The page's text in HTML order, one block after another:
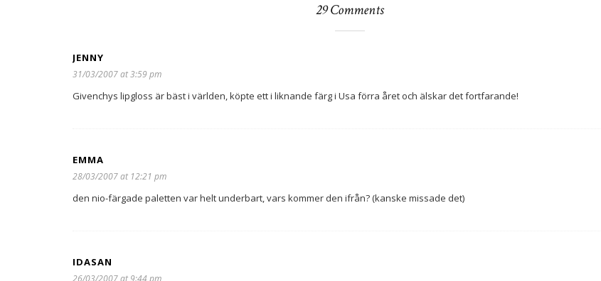
29 Comments
JENNY
31/03/2007 at 3:59 pm
Givenchys lipgloss är bäst i världen, köpte ett i liknande färg i Usa förra året och älskar det fortfarande!
EMMA
28/03/2007 at 12:21 pm
den nio-färgade paletten var helt underbart, vars kommer den ifrån? (kanske missade det)
IDASAN
26/03/2007 at 9:44 pm